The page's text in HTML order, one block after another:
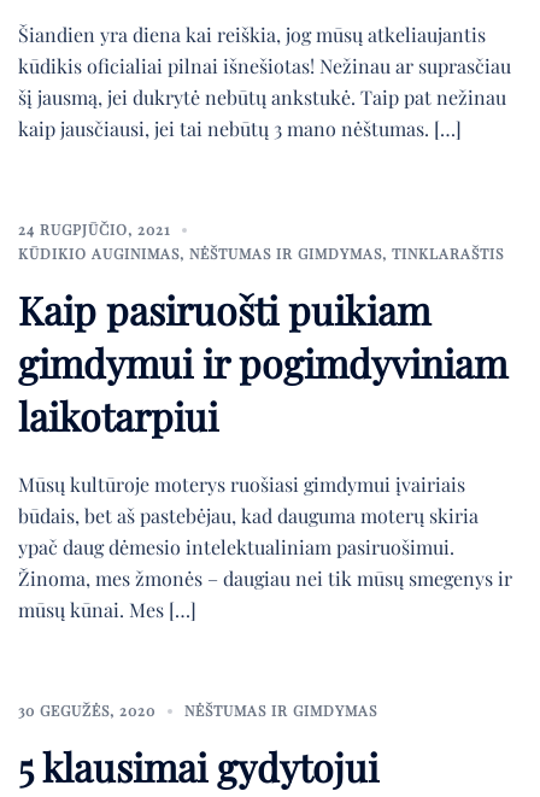
Šiandien yra diena kai reiškia, jog mūsų atkeliaujantis
kūdikis oficialiai pilnai išnešiotas! Nežinau ar suprasčiau
šį jausmą, jei dukrytė nebūtų ankstukė. Taip pat nežinau
kaip jausčiausi, jei tai nebūtų 3 mano nėštumas. […]
24 RUGPJŪČIO, 2021
KŪDIKIO AUGINIMAS, NĖŠTUMAS IR GIMDYMAS, TINKLARAŠTIS
Kaip pasiruošti puikiam
gimdymui ir pogimdyviniam
laikotarpiui
Mūsų kultūroje moterys ruošiasi gimdymui įvairiais
būdais, bet aš pastebėjau, kad dauguma moterų skiria
ypač daug dėmesio intelektualiniam pasiruošimui.
Žinoma, mes žmonės – daugiau nei tik mūsų smegenys ir
mūsų kūnai. Mes […]
30 GEGUŽĖS, 2020 NĖŠTUMAS IR GIMDYMAS
5 klausimai gydytojui